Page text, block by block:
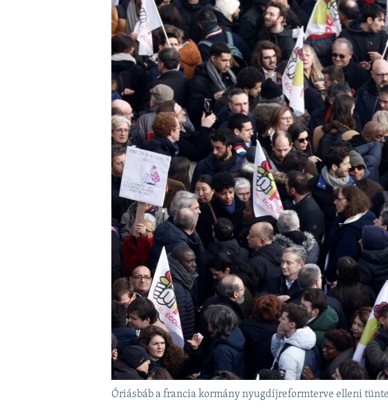
A MÚLT TANULSÁGAI
Óriásbáb a francia kormány nyugdíjreformterve elleni